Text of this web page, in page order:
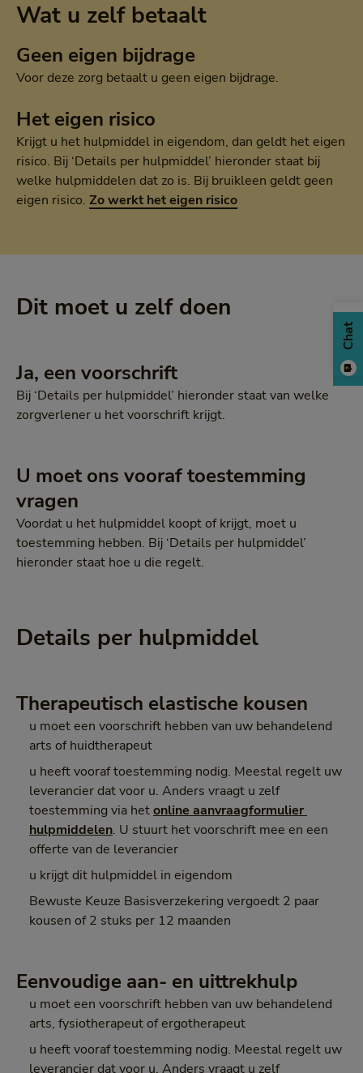
Wat u zelf betaalt
Geen eigen bijdrage
Voor deze zorg betaalt u geen eigen bijdrage.
Het eigen risico
Krijgt u het hulpmiddel in eigendom, dan geldt het eigen
risico. Bij ‘Details per hulpmiddel’ hieronder staat bij
welke hulpmiddelen dat zo is. Bij bruikleen geldt geen
eigen risico. Zo werkt het eigen risico
Dit moet u zelf doen
Ja, een voorschrift
Bij ‘Details per hulpmiddel’ hieronder staat van welke
zorgverlener u het voorschrift krijgt.
U moet ons vooraf toestemming
vragen
Voordat u het hulpmiddel koopt of krijgt, moet u
toestemming hebben. Bij ‘Details per hulpmiddel’
hieronder staat hoe u die regelt.
Details per hulpmiddel
Therapeutisch elastische kousen
u moet een voorschrift hebben van uw behandelend
arts of huidtherapeut
u heeft vooraf toestemming nodig. Meestal regelt uw
leverancier dat voor u. Anders vraagt u zelf
toestemming via hetonline aanvraagformulier
hulpmiddelen. U stuurt het voorschrift mee en een
offerte van de leverancier
u krijgt dit hulpmiddel in eigendom
Bewuste Keuze Basisverzekering vergoedt 2 paar
kousen of 2 stuks per 12 maanden
Eenvoudige aan- en uittrekhulp
u moet een voorschrift hebben van uw behandelend
arts, fysiotherapeut of ergotherapeut
u heeft vooraf toestemming nodig. Meestal regelt uw
leverancier dat voor u. Anders vraagt u zelf
Chat